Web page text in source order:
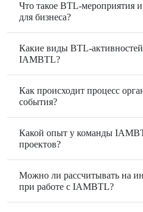
Что такое BTL-мероприятия
для бизнеса?
Какие виды BTL-
IAMBTL?
Как происходит процесс
события?
Какой опыт у команды
проектов?
Можно ли рассчитывать на
при работе с IAMBTL?